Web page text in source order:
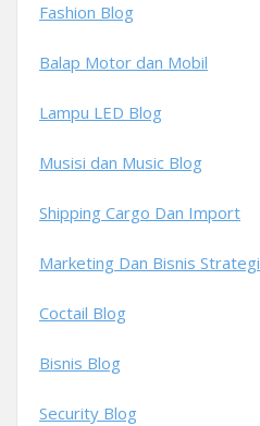
Fashion Blog
Balap Motor dan Mobil
Lampu LED Blog
Musisi dan Music Blog
Shipping Cargo Dan Import
Marketing Dan Bisnis Strategi
Coctail Blog
Bisnis Blog
Security Blog